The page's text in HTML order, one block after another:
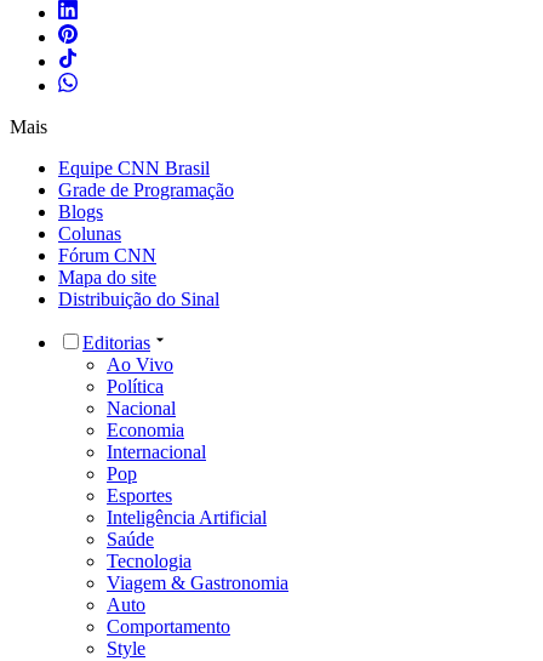
Mais
Equipe CNN Brasil
Grade de Programação
Blogs
Colunas
Fórum CNN
Mapa do site
Distribuição do Sinal
Editorias
Ao Vivo
Política
Nacional
Economia
Internacional
Pop
Esportes
Inteligência Artificial
Saúde
Tecnologia
Viagem & Gastronomia
Auto
Comportamento
Style